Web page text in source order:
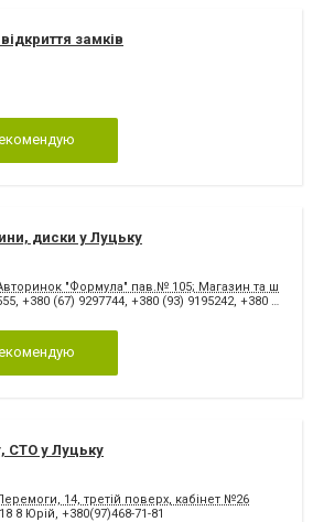
замків
диски у Луцьку
"Формула" пав.№ 105; Магазин та
, +380 (67) 9297744, +380 (93) 9195242, +380 (95) 5107636
СТО у Луцьку
14, третій поверх, кабінет №26
8 Юрій, +380(97)468-71-81